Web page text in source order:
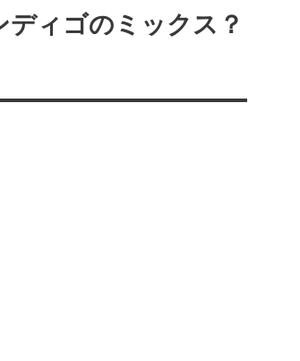
ィゴのミックス？